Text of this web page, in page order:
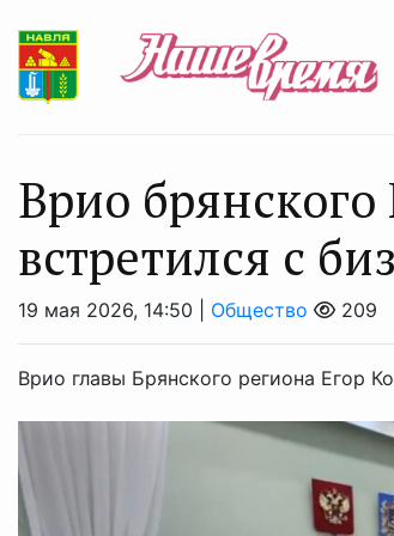
Врио брянского
встретился с
19 мая 2026, 14:50 | Общество 209
Врио главы Брянского региона Егор